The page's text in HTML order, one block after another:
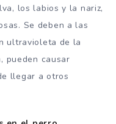
los labios y la nariz,
Se deben a las
ultravioleta de la
pueden causar
llegar a otros